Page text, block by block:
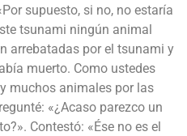
supuesto, si no, no estaría
tsunami ningún animal
arrebatadas por el tsunami y
muerto. Como ustedes
muchos animales por las
«¿Acaso parezco un
Contestó: «Ése no es el